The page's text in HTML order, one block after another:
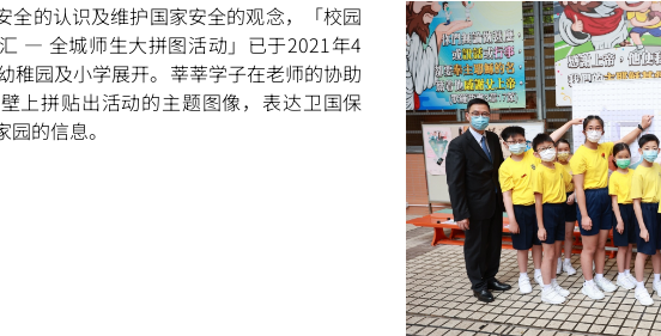
全的认识及维护国家安全的观念，「校园
— 全城师生大拼图活动」已于2021年4
稚园及小学展开。莘莘学子在老师的协助
上拼贴出活动的主题图像，表达卫国保
的信息。
扫一扫关注我们的社交媒体，紧贴最新资讯！
微
红书